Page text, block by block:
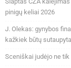
pinigų keliai 2026
J. Olekas: gynybos
kažkiek būtų
Sceniškai judėjo ne